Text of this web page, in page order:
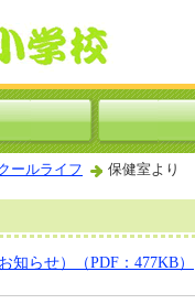
ールライフ 保健室より
らせ）（PDF：477KB）